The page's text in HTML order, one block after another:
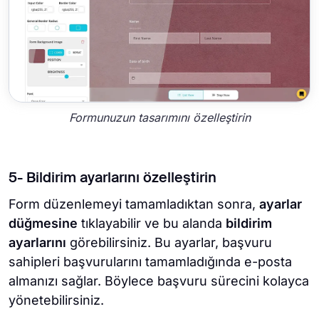
Formunuzun tasarımını özelleştirin
5- Bildirim ayarlarını özelleştirin
Form düzenlemeyi tamamladıktan sonra, ayarlar
düğmesine tıklayabilir ve bu alanda bildirim
ayarlarını görebilirsiniz. Bu ayarlar, başvuru
sahipleri başvurularını tamamladığında e-posta
almanızı sağlar. Böylece başvuru sürecini kolayca
yönetebilirsiniz.